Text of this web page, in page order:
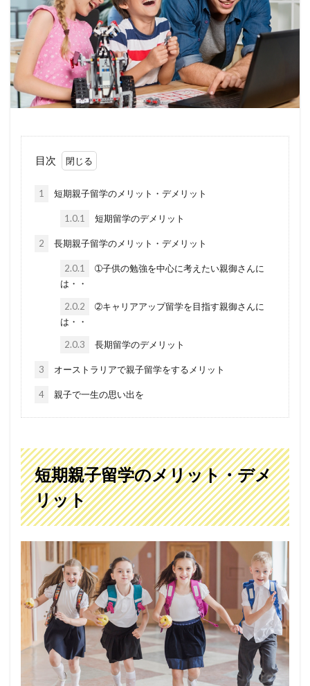
目次
1 短期親子留学のメリット・デメリット
1.0.1 短期留学のデメリット
2 長期親子留学のメリット・デメリット
2.0.1
➀子供の勉強を中心に考えたい親御さんに
は・・
2.0.2
➁キャリアアップ留学を目指す親御さんに
は・・
2.0.3 長期留学のデメリット
3 オーストラリアで親子留学をするメリット
4 親子で一生の思い出を
短期親子留学のメリット・デメ
リット